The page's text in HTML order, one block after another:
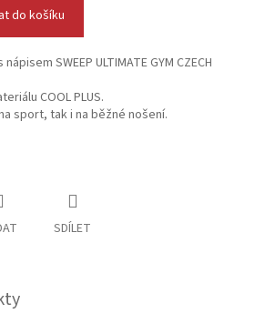
do košíku
SWEEP ULTIMATE GYM CZECH
COOL PLUS.
sport, tak i na běžné nošení.
SDÍLET